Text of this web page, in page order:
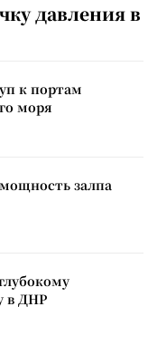
давления в
к портам
моря
залпа
в ДНР